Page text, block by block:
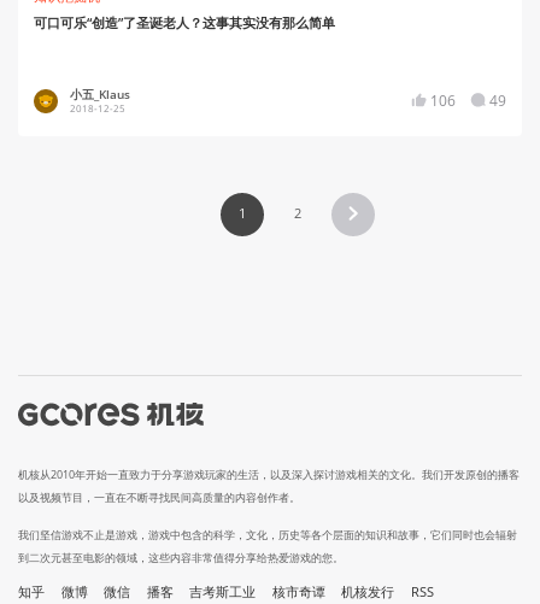
可口可乐“创造”了圣诞老人？这事其实没有那么简单
小五_Klaus
2018-12-25 106 49
1 2
机核从2010年开始一直致力于分享游戏玩家的生活，以及深入探讨游戏相关的文化。我们开发原创的播客
以及视频节目，一直在不断寻找民间高质量的内容创作者。
我们坚信游戏不止是游戏，游戏中包含的科学，文化，历史等各个层面的知识和故事，它们同时也会辐射
到二次元甚至电影的领域，这些内容非常值得分享给热爱游戏的您。
知乎 微博 微信 播客 吉考斯工业 核市奇谭 机核发行 RSS